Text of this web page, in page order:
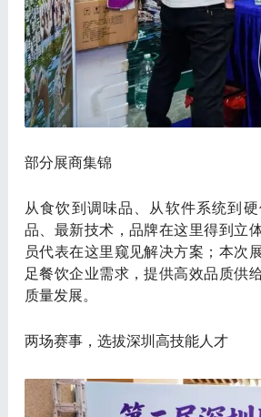
部分展商集锦
从食饮到调味品、从软件系统到
品、最新技术，品牌在这里得到立
员代表在这里窥见解决方案；本次
足餐饮企业需求，提供高效品质供
质量发展。
两场赛事，选拔深圳高技能人才